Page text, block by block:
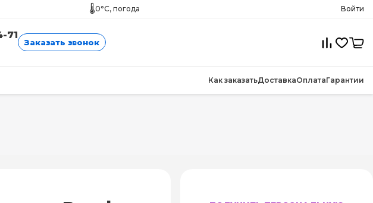
🌡️0°C, погода Войти
71
Заказать звонок
Как заказатьДоставкаОплатаГарантии